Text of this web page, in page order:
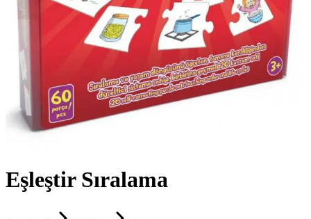
Eşleştir Sıralama